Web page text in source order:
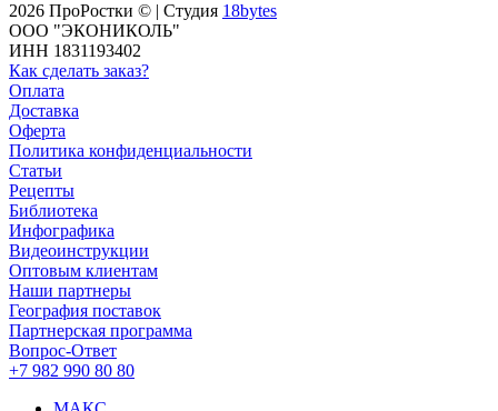
2026 ПроРостки © | Студия 18bytes
ООО "ЭКОНИКОЛЬ"
ИНН 1831193402
Как сделать заказ?
Оплата
Доставка
Оферта
Политика конфиденциальности
Статьи
Рецепты
Библиотека
Инфографика
Видеоинструкции
Оптовым клиентам
Наши партнеры
География поставок
Партнерская программа
Вопрос-Ответ
+7 982 990 80 80